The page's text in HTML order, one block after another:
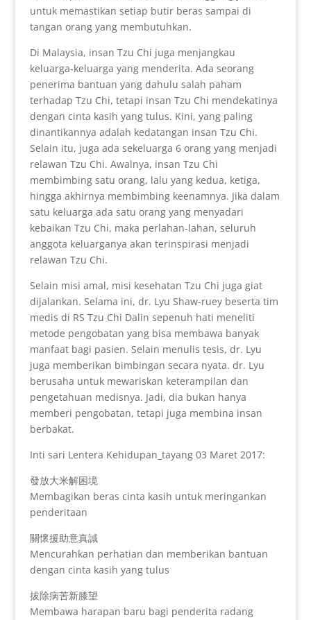
untuk memastikan setiap butir beras sampai di
tangan orang yang membutuhkan.
Di Malaysia, insan Tzu Chi juga menjangkau
keluarga-keluarga yang menderita. Ada seorang
penerima bantuan yang dahulu salah paham
terhadap Tzu Chi, tetapi insan Tzu Chi mendekatinya
dengan cinta kasih yang tulus. Kini, yang paling
dinantikannya adalah kedatangan insan Tzu Chi.
Selain itu, juga ada sekeluarga 6 orang yang menjadi
relawan Tzu Chi. Awalnya, insan Tzu Chi
membimbing satu orang, lalu yang kedua, ketiga,
hingga akhirnya membimbing keenamnya. Jika dalam
satu keluarga ada satu orang yang menyadari
kebaikan Tzu Chi, maka perlahan-lahan, seluruh
anggota keluarganya akan terinspirasi menjadi
relawan Tzu Chi.
Selain misi amal, misi kesehatan Tzu Chi juga giat
dijalankan. Selama ini, dr. Lyu Shaw-ruey beserta tim
medis di RS Tzu Chi Dalin sepenuh hati meneliti
metode pengobatan yang bisa membawa banyak
manfaat bagi pasien. Selain menulis tesis, dr. Lyu
juga memberikan bimbingan secara nyata. dr. Lyu
berusaha untuk mewariskan keterampilan dan
pengetahuan medisnya. Jadi, dia bukan hanya
memberi pengobatan, tetapi juga membina insan
berbakat.
Inti sari Lentera Kehidupan_tayang 03 Maret 2017:
發放大米解困境
Membagikan beras cinta kasih untuk meringankan
penderitaan
關懷援助意真誠
Mencurahkan perhatian dan memberikan bantuan
dengan cinta kasih yang tulus
拔除病苦新膝望
Membawa harapan baru bagi penderita radang